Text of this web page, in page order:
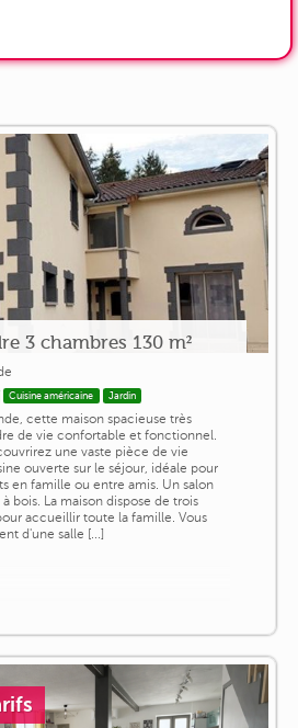
3 chambres 130 m²
Cuisine américaine Jardin
cette maison spacieuse très
de vie confortable et fonctionnel.
une vaste pièce de vie
ouverte sur le séjour, idéale pour
en famille ou entre amis. Un salon
bois. La maison dispose de trois
accueillir toute la famille. Vous
d'une salle [...]